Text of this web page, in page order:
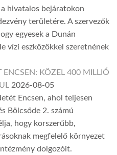
hivatalos bejáratokon
területére. A szervezők
egyesek a Dunán
vízi eszközökkel szeretnének
KÖZEL 400 MILLIÓ
2026-08-05
Encsen, ahol teljesen
Bölcsőde 2. számú
hogy korszerűbb,
megfelelő környezet
dolgozóit.